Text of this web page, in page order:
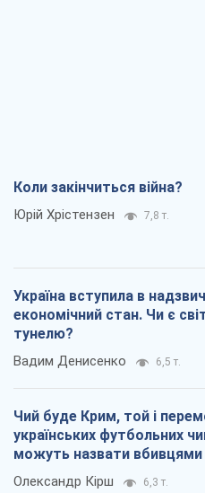
Коли закінчиться війна?
Юрій Хрістензен 7,8 т.
Україна вступила в
економічний стан. Чи є
тунелю?
Вадим Денисенко 6,5 т.
Чий буде Крим, той і
українських футбольних
можуть назвати вбивцями
Олександр Кірш 6,3 т.